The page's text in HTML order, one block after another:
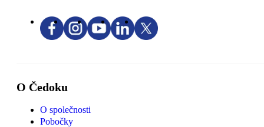
O Čedoku
O společnosti
Pobočky